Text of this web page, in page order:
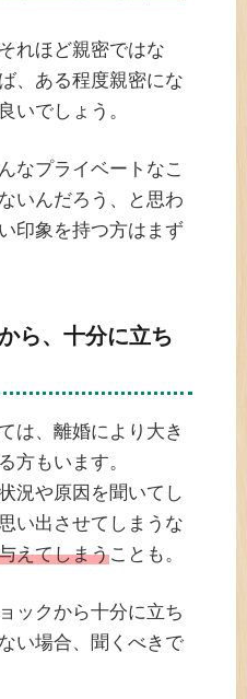
れほど親密ではな
、ある程度親密にな
いでしょう。
なプライベートなこ
いんだろう、と思わ
印象を持つ方はまず
ら、十分に立ち
は、離婚により大き
方もいます。
況や原因を聞いてし
い出させてしまうな
えてしまうことも。
ックから十分に立ち
い場合、聞くべきで